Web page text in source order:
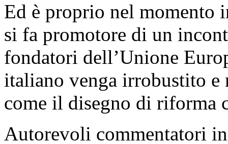
Ed è proprio nel momento
si fa promotore di un
fondatori dell’Unione
italiano venga irrobustito
come il disegno di riforma
Autorevoli commentatori